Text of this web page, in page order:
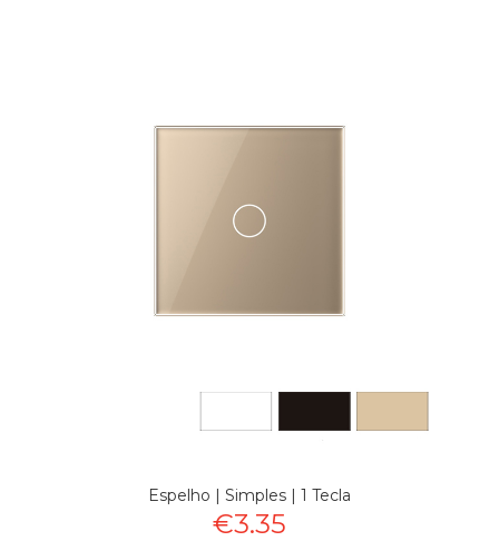
Espelho | Simples | 1 Tecla
€3.35